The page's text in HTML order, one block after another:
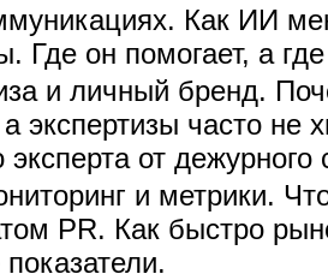
Как ИИ
Где он помогает, а
и личный бренд.
экспертизы часто не
эксперта от дежурного
и метрики.
PR. Как быстро